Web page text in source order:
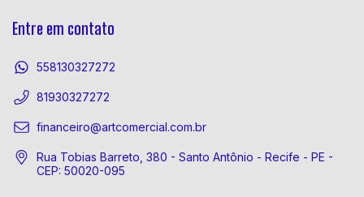
Entre em contato
558130327272
81930327272
financeiro@artcomercial.com.br
Rua Tobias Barreto, 380 - Santo Antônio - Recife - PE -
CEP: 50020-095